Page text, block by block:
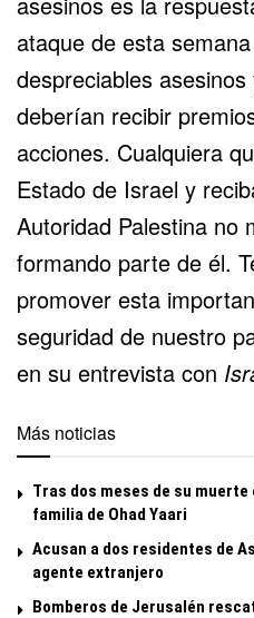
ataque de esta
despreciables
deberían recibir
acciones. Cualquiera
Estado de Israel y
Autoridad Palestina no
formando parte de él.
promover esta
seguridad de nuestro
en su entrevista con
Más noticias
Tras dos meses de su
familia de Ohad Yaari
Acusan a dos residentes de
agente extranjero
Bomberos de Jerusalén